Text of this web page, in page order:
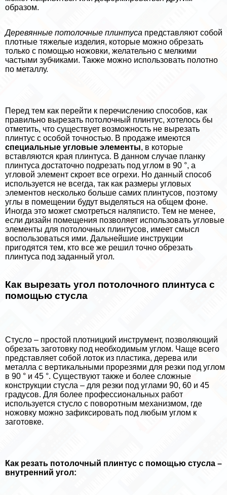
образом.
Деревянные потолочные плинтуса представляют собой
плотные тяжелые изделия, которые можно обрезать
только с помощью ножовки, желательно с мелкими
частыми зубчиками. Также можно использовать полотно
по металлу.
Перед тем как перейти к перечислению способов, как
правильно вырезать потолочный плинтус, хотелось бы
отметить, что существует возможность не вырезать
плинтус с особой точностью. В продаже имеются
специальные угловые элементы, в которые
вставляются края плинтуса. В данном случае планку
плинтуса достаточно подрезать под углом в 90 °, а
угловой элемент скроет все огрехи. Но данный способ
используется не всегда, так как размеры угловых
элементов несколько больше самих плинтусов, поэтому
углы в помещении будут выделяться на общем фоне.
Иногда это может смотреться наляписто. Тем не менее,
если дизайн помещения позволяет использовать угловые
элементы для потолочных плинтусов, имеет смысл
воспользоваться ими. Дальнейшие инструкции
пригодятся тем, кто все же решил точно обрезать
плинтуса под заданный угол.
Как вырезать угол потолочного плинтуса с
помощью стусла
Стусло – простой плотницкий инструмент, позволяющий
обрезать заготовку под необходимым углом. Чаще всего
представляет собой лоток из пластика, дерева или
металла с вертикальными прорезями для резки под углом
в 90 ° и 45 °. Существуют также и более сложные
конструкции стусла – для резки под углами 90, 60 и 45
градусов. Для более профессиональных работ
используется стусло с поворотным механизмом, где
ножовку можно зафиксировать под любым углом к
заготовке.
Как резать потолочный плинтус с помощью стусла –
внутренний угол: